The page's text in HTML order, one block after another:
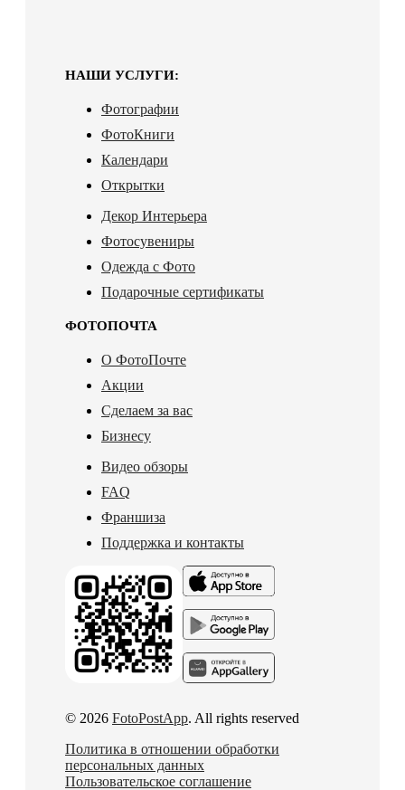
НАШИ УСЛУГИ:
Фотографии
ФотоКниги
Календари
Открытки
Декор Интерьера
Фотосувениры
Одежда с Фото
Подарочные сертификаты
ФОТОПОЧТА
О ФотоПочте
Акции
Сделаем за вас
Бизнесу
Видео обзоры
FAQ
Франшиза
Поддержка и контакты
© 2026 FotoPostApp. All rights reserved
Политика в отношении обработки
персональных данных
Пользовательское соглашение